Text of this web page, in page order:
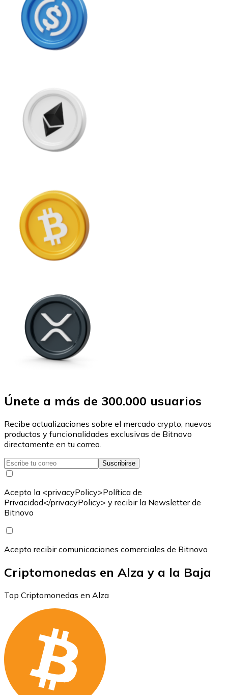
Únete a más de 300.000 usuarios
Recibe actualizaciones sobre el mercado crypto, nuevos
productos y funcionalidades exclusivas de Bitnovo
directamente en tu correo.
Suscribirse
Acepto la <privacyPolicy>Política de
Privacidad</privacyPolicy> y recibir la Newsletter de
Bitnovo
Acepto recibir comunicaciones comerciales de Bitnovo
Criptomonedas en Alza y a la Baja
Top Criptomonedas en Alza